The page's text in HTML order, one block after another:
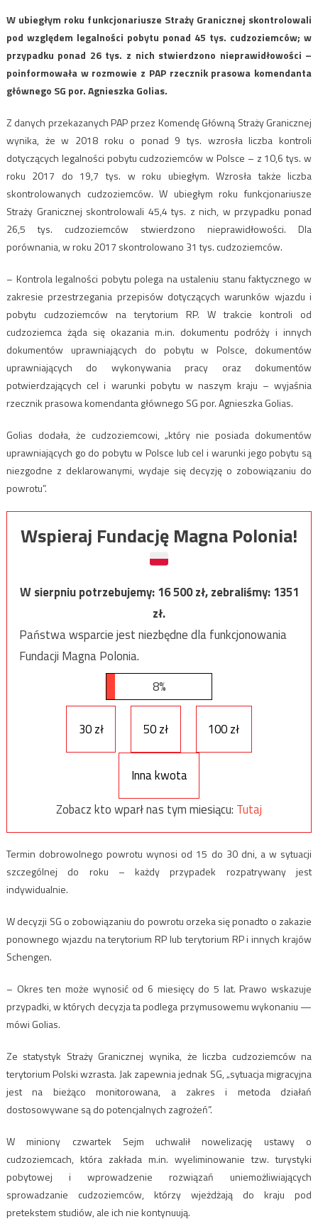
W ubiegłym roku funkcjonariusze Straży Granicznej skontrolowali
pod względem legalności pobytu ponad 45 tys. cudzoziemców; w
przypadku ponad 26 tys. z nich stwierdzono nieprawidłowości –
poinformowała w rozmowie z PAP rzecznik prasowa komendanta
głównego SG por. Agnieszka Golias.
Z danych przekazanych PAP przez Komendę Główną Straży Granicznej
wynika, że w 2018 roku o ponad 9 tys. wzrosła liczba kontroli
dotyczących legalności pobytu cudzoziemców w Polsce – z 10,6 tys. w
roku 2017 do 19,7 tys. w roku ubiegłym. Wzrosła także liczba
skontrolowanych cudzoziemców. W ubiegłym roku funkcjonariusze
Straży Granicznej skontrolowali 45,4 tys. z nich, w przypadku ponad
26,5 tys. cudzoziemców stwierdzono nieprawidłowości. Dla
porównania, w roku 2017 skontrolowano 31 tys. cudzoziemców.
– Kontrola legalności pobytu polega na ustaleniu stanu faktycznego w
zakresie przestrzegania przepisów dotyczących warunków wjazdu i
pobytu cudzoziemców na terytorium RP. W trakcie kontroli od
cudzoziemca żąda się okazania m.in. dokumentu podróży i innych
dokumentów uprawniających do pobytu w Polsce, dokumentów
uprawniających do wykonywania pracy oraz dokumentów
potwierdzających cel i warunki pobytu w naszym kraju – wyjaśnia
rzecznik prasowa komendanta głównego SG por. Agnieszka Golias.
Golias dodała, że cudzoziemcowi, „który nie posiada dokumentów
uprawniających go do pobytu w Polsce lub cel i warunki jego pobytu są
niezgodne z deklarowanymi, wydaje się decyzję o zobowiązaniu do
powrotu”.
Wspieraj Fundację Magna Polonia!
W sierpniu potrzebujemy:16 500zł, zebraliśmy:1351
zł.
Państwa wsparcie jest niezbędne dla funkcjonowania
Fundacji Magna Polonia.
8%
30 zł 50 zł 100 zł
Inna kwota
Zobacz kto wparł nas tym miesiącu: Tutaj
Termin dobrowolnego powrotu wynosi od 15 do 30 dni, a w sytuacji
szczególnej do roku – każdy przypadek rozpatrywany jest
indywidualnie.
W decyzji SG o zobowiązaniu do powrotu orzeka się ponadto o zakazie
ponownego wjazdu na terytorium RP lub terytorium RP i innych krajów
Schengen.
– Okres ten może wynosić od 6 miesięcy do 5 lat. Prawo wskazuje
przypadki, w których decyzja ta podlega przymusowemu wykonaniu —
mówi Golias.
Ze statystyk Straży Granicznej wynika, że liczba cudzoziemców na
terytorium Polski wzrasta. Jak zapewnia jednak SG, „sytuacja migracyjna
jest na bieżąco monitorowana, a zakres i metoda działań
dostosowywane są do potencjalnych zagrożeń”.
W miniony czwartek Sejm uchwalił nowelizację ustawy o
cudzoziemcach, która zakłada m.in. wyeliminowanie tzw. turystyki
pobytowej i wprowadzenie rozwiązań uniemożliwiających
sprowadzanie cudzoziemców, którzy wjeżdżają do kraju pod
pretekstem studiów, ale ich nie kontynuują.